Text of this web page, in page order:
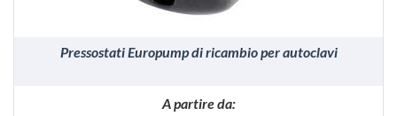
Pressostati Europump di ricambio per autoclavi
A partire da: